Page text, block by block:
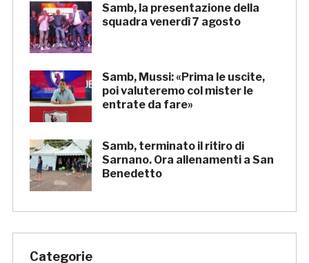
Samb, la presentazione della
squadra venerdì 7 agosto
Samb, Mussi: «Prima le uscite,
poi valuteremo col mister le
entrate da fare»
Samb, terminato il ritiro di
Sarnano. Ora allenamenti a San
Benedetto
Categorie